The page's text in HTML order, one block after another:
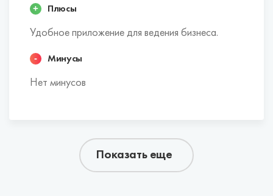
Плюсы
Удобное приложение для ведения бизнеса.
Минусы
Нет минусов
Показать еще